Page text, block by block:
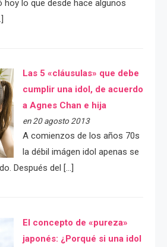
hoy lo que desde hace algunos
Las 5 «cláusulas» que debe
cumplir una idol, de acuerdo
a Agnes Chan e hija
en 20 agosto 2013
A comienzos de los años 70s
la débil imágen idol apenas se
Después del […]
El concepto de «pureza»
japonés: ¿Porqué si una idol